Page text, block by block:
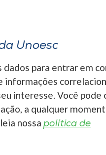
Unoesc
dados para entrar em
informações
interesse. Você pode
a qualquer
nossa política de